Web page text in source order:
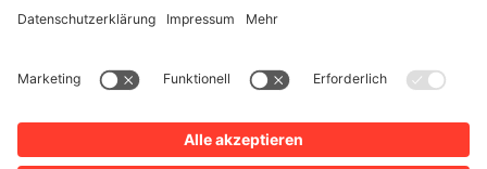
Impressum
Sitemap